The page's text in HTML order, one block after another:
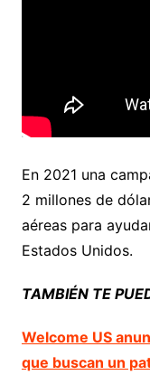
En 2021 una
2 millones de
aéreas para
Estados Unidos.
TAMBIÉN TE
Welcome US
que buscan un